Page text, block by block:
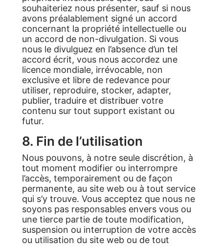
souhaiteriez nous présenter, sauf si nous
avons préalablement signé un accord
concernant la propriété intellectuelle ou
un accord de non-divulgation. Si vous
nous le divulguez en l’absence d’un tel
accord écrit, vous nous accordez une
licence mondiale, irrévocable, non
exclusive et libre de redevance pour
utiliser, reproduire, stocker, adapter,
publier, traduire et distribuer votre
contenu sur tout support existant ou
futur.
8. Fin de l’utilisation
Nous pouvons, à notre seule discrétion, à
tout moment modifier ou interrompre
l’accès, temporairement ou de façon
permanente, au site web ou à tout service
qui s’y trouve. Vous acceptez que nous ne
soyons pas responsables envers vous ou
une tierce partie de toute modification,
suspension ou interruption de votre accès
ou utilisation du site web ou de tout